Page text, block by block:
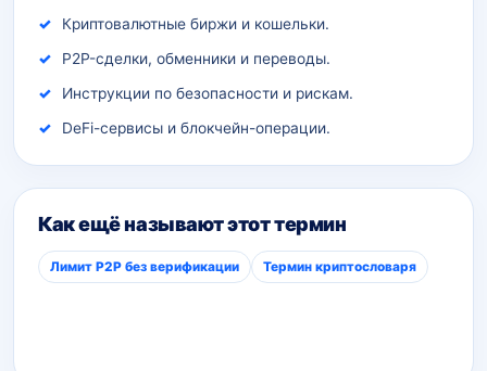
Криптовалютные биржи и кошельки.
P2P-сделки, обменники и переводы.
Инструкции по безопасности и рискам.
DeFi-сервисы и блокчейн-операции.
Как ещё называют этот термин
Лимит P2P без верификации Термин криптословаря